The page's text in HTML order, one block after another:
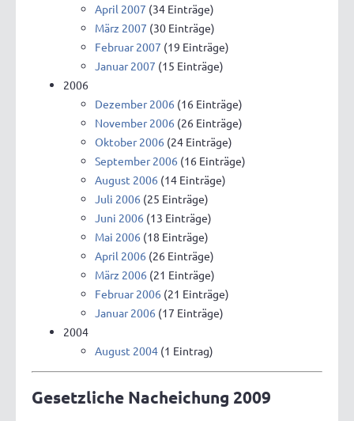
April 2007 (34 Einträge)
März 2007 (30 Einträge)
Februar 2007 (19 Einträge)
Januar 2007 (15 Einträge)
2006
Dezember 2006 (16 Einträge)
November 2006 (26 Einträge)
Oktober 2006 (24 Einträge)
September 2006 (16 Einträge)
August 2006 (14 Einträge)
Juli 2006 (25 Einträge)
Juni 2006 (13 Einträge)
Mai 2006 (18 Einträge)
April 2006 (26 Einträge)
März 2006 (21 Einträge)
Februar 2006 (21 Einträge)
Januar 2006 (17 Einträge)
2004
August 2004 (1 Eintrag)
Gesetzliche Nacheichung 2009